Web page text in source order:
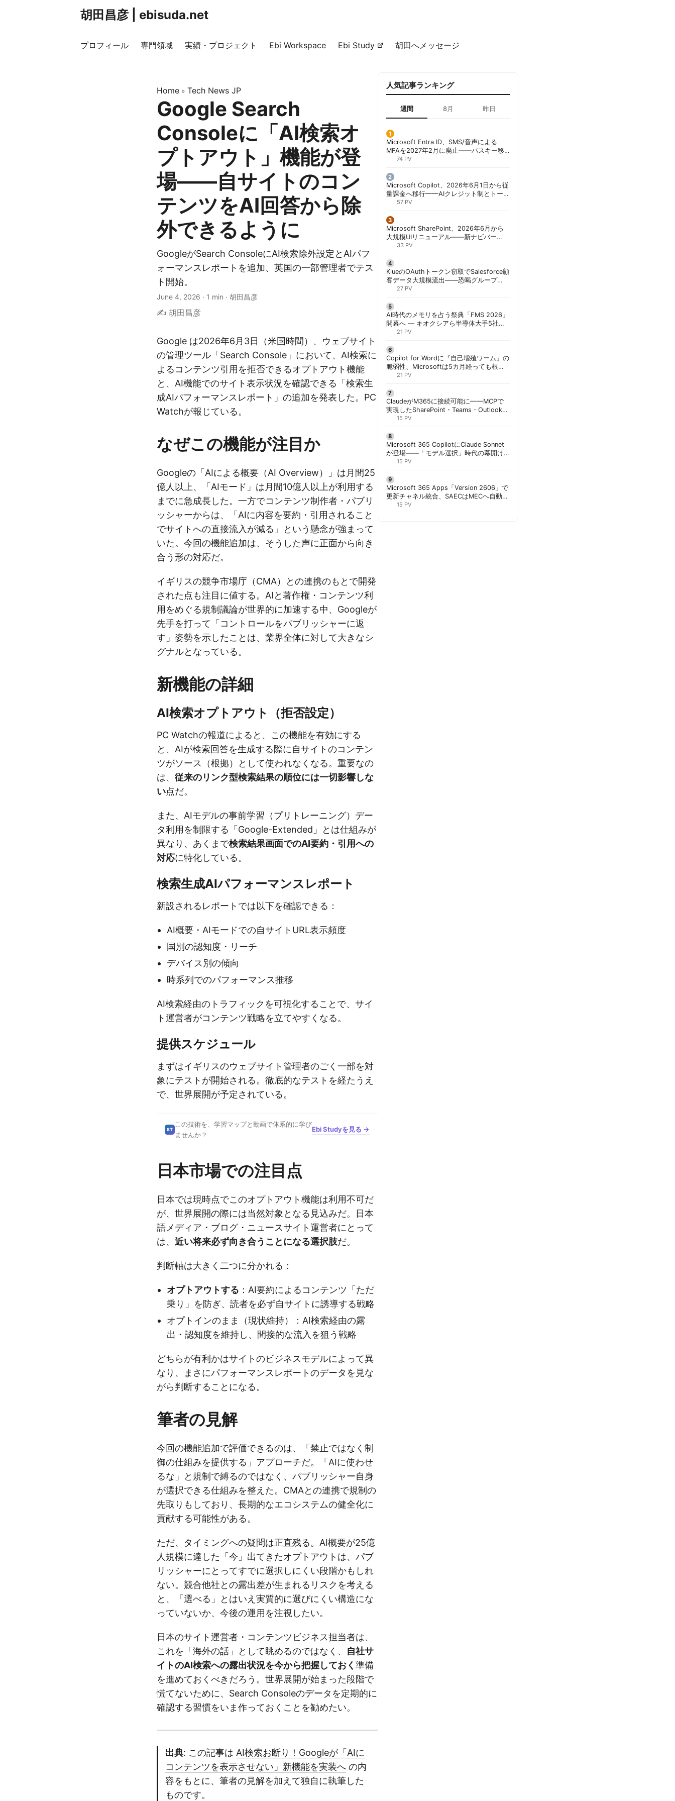
胡田昌彦 | ebisuda.net
プロフィール 専門領域 実績・プロジェクト Ebi Workspace Ebi Study 胡田へメッセージ
Home » Tech News JP
Google Search
Consoleに「AI検索オ
プトアウト」機能が登
場——自サイトのコン
テンツをAI回答から除
外できるように
GoogleがSearch ConsoleにAI検索除外設定とAIパフ
ォーマンスレポートを追加、英国の一部管理者でテス
ト開始。
June 4, 2026 · 1 min · 胡田昌彦
✍️ 胡田昌彦
Google は2026年6月3日（米国時間）、ウェブサイト
の管理ツール「Search Console」において、AI検索に
よるコンテンツ引用を拒否できるオプトアウト機能
と、AI機能でのサイト表示状況を確認できる「検索生
成AIパフォーマンスレポート」の追加を発表した。PC
Watchが報じている。
なぜこの機能が注目か
Googleの「AIによる概要（AI Overview）」は月間25
億人以上、「AIモード」は月間10億人以上が利用する
までに急成長した。一方でコンテンツ制作者・パブリ
ッシャーからは、「AIに内容を要約・引用されること
でサイトへの直接流入が減る」という懸念が強まって
いた。今回の機能追加は、そうした声に正面から向き
合う形の対応だ。
イギリスの競争市場庁（CMA）との連携のもとで開発
された点も注目に値する。AIと著作権・コンテンツ利
用をめぐる規制議論が世界的に加速する中、Googleが
先手を打って「コントロールをパブリッシャーに返
す」姿勢を示したことは、業界全体に対して大きなシ
グナルとなっている。
新機能の詳細
AI検索オプトアウト（拒否設定）
PC Watchの報道によると、この機能を有効にする
と、AIが検索回答を生成する際に自サイトのコンテン
ツがソース（根拠）として使われなくなる。重要なの
は、 従来のリンク型検索結果の順位には一切影響しな
い点だ。
また、AIモデルの事前学習（プリトレーニング）デー
タ利用を制限する「Google-Extended」とは仕組みが
異なり、あくまで検索結果画面でのAI要約・引用への
対応に特化している。
検索生成AIパフォーマンスレポート
新設されるレポートでは以下を確認できる：
AI概要・AIモードでの自サイトURL表示頻度
国別の認知度・リーチ
デバイス別の傾向
時系列でのパフォーマンス推移
AI検索経由のトラフィックを可視化することで、サイ
ト運営者がコンテンツ戦略を立てやすくなる。
提供スケジュール
まずはイギリスのウェブサイト管理者のごく一部を対
象にテストが開始される。徹底的なテストを経たうえ
で、世界展開が予定されている。
ST
この技術を、学習マップと動画で体系的に学び
ませんか？
Ebi Studyを見る →
日本市場での注目点
日本では現時点でこのオプトアウト機能は利用不可だ
が、世界展開の際には当然対象となる見込みだ。日本
語メディア・ブログ・ニュースサイト運営者にとって
は、 近い将来必ず向き合うことになる選択肢だ。
判断軸は大きく二つに分かれる：
オプトアウトする ：AI要約によるコンテンツ「ただ
乗り」を防ぎ、読者を必ず自サイトに誘導する戦略
オプトインのまま（現状維持）：AI検索経由の露
出・認知度を維持し、間接的な流入を狙う戦略
どちらが有利かはサイトのビジネスモデルによって異
なり、まさにパフォーマンスレポートのデータを見な
がら判断することになる。
筆者の見解
今回の機能追加で評価できるのは、「禁止ではなく制
御の仕組みを提供する」アプローチだ。「AIに使わせ
るな」と規制で縛るのではなく、パブリッシャー自身
が選択できる仕組みを整えた。CMAとの連携で規制の
先取りもしており、長期的なエコシステムの健全化に
貢献する可能性がある。
ただ、タイミングへの疑問は正直残る。AI概要が25億
人規模に達した「今」出てきたオプトアウトは、パブ
リッシャーにとってすでに選択しにくい段階かもしれ
ない。競合他社との露出差が生まれるリスクを考える
と、「選べる」とはいえ実質的に選びにくい構造にな
っていないか、今後の運用を注視したい。
日本のサイト運営者・コンテンツビジネス担当者は、
これを「海外の話」として眺めるのではなく、 自社サ
イトのAI検索への露出状況を今から把握しておく 準備
を進めておくべきだろう。世界展開が始まった段階で
慌てないために、Search Consoleのデータを定期的に
確認する習慣をいま作っておくことを勧めたい。
出典: この記事は AI検索お断り！Googleが「AIに
コンテンツを表示させない」新機能を実装へ の内
容をもとに、筆者の見解を加えて独自に執筆した
ものです。
人気記事ランキング
週間 8月 昨日
Microsoft Entra ID、SMS/音声による
MFAを2027年2月に廃止——パスキー移
行が既定に | 胡田昌彦
74 PV
Microsoft Copilot、2026年6月1日から従
量課金へ移行——AIクレジット制とトーク
ンコストで「メーターショック」を回避
57 PV
Microsoft SharePoint、2026年6月から
大規模UIリニューアル——新ナビバー
「Discover/Publish/Build」とAI機能を段
33 PV
KlueのOAuthトークン窃取でSalesforce顧
客データ大規模流出——恐喝グループ
「Icarus」が犯行声明 | 胡田昌彦
27 PV
AI時代のメモリを占う祭典「FMS 2026」
開幕へ ― キオクシアら半導体大手5社が
基調講演に集結 | 胡田昌彦
21 PV
Copilot for Wordに『自己増殖ワーム』の
脆弱性、Microsoftは5カ月経っても根本
対策できず | 胡田昌彦
21 PV
ClaudeがM365に接続可能に——MCPで
実現したSharePoint・Teams・Outlook連
携、セキュリティと実務への影響を読み
15 PV
Microsoft 365 CopilotにClaude Sonnet
が登場——「モデル選択」時代の幕開け
と管理者が知るべき注意点 | 胡田昌彦
15 PV
Microsoft 365 Apps「Version 2606」で
更新チャネル統合、SAECはMECへ自動移
行 | 胡田昌彦
15 PV